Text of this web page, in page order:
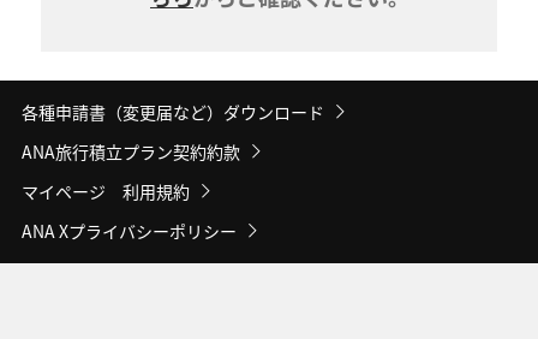
各種申請書（変更届など）ダウンロード
ANA旅行積立プラン契約約款
マイページ 利用規約
ANA Xプライバシーポリシー